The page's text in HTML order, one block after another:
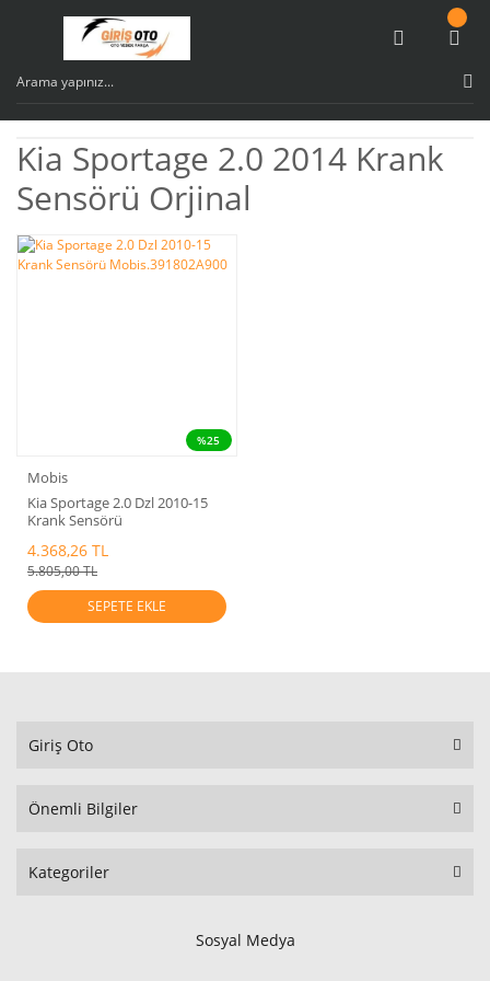
Kia Sportage 2.0 2014 Krank
Sensörü Orjinal
%25
Mobis
Kia Sportage 2.0 Dzl 2010-15
Krank Sensörü
4.368,26 TL
5.805,00 TL
SEPETE EKLE
Giriş Oto
Önemli Bilgiler
Kategoriler
Sosyal Medya